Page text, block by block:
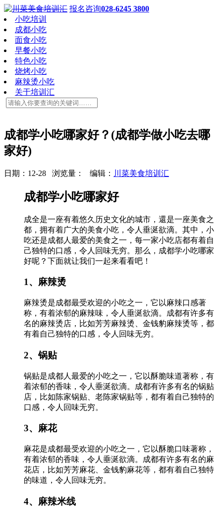
报名咨询028-6245 3800
小吃培训
成都小吃
面食小吃
早餐小吃
特色小吃
烧烤小吃
麻辣烫小吃
关于培训汇
成都学小吃哪家好？(成都学做小吃去哪
家好)
日期：12-28 浏览量： 编辑： 川菜美食培训汇
成都学小吃哪家好
成全是一座有着悠久历史文化的城市，還是一座美食之
都，拥有着广大的美食小吃，令人垂涎欲滴。其中，小
吃还是成都人最爱的美食之一，每一家小吃店都有着自
己独特的口感，令人回味无穷。那么，成都学小吃哪家
好呢？下面就让我们一起来看看吧！
1、麻辣烫
麻辣烫是成都最受欢迎的小吃之一，它以麻辣口感著
称，有着浓郁的麻辣味，令人垂涎欲滴。成都有许多有
名的麻辣烫店，比如芳芳麻辣烫、金钱豹麻辣烫等，都
有着自己独特的口感，令人回味无穷。
2、锅贴
锅贴是成都人最爱的小吃之一，它以酥脆味道著称，有
着浓郁的香味，令人垂涎欲滴。成都有许多有名的锅贴
店，比如陈家锅贴、老陈家锅贴等，都有着自己独特的
口感，令人回味无穷。
3、麻花
麻花是成都最受欢迎的小吃之一，它以酥脆口味著称，
有着浓郁的香味，令人垂涎欲滴。成都有许多有名的麻
花店，比如芳芳麻花、金钱豹麻花等，都有着自己独特
的味道，令人回味无穷。
4、麻辣米线